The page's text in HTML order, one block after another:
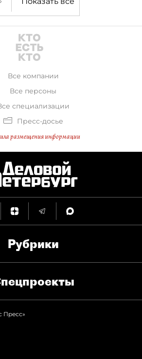
Все компании
Все персоны
специализации
Пресс-досье
размещения информации
Рубрики
Пресс»